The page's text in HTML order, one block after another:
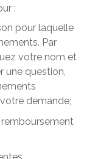
:
pour laquelle
Par
votre nom et
une question,
demande;